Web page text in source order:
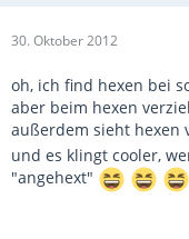
30. Oktober 2012
oh, ich find hexen bei
aber beim hexen
außerdem sieht hexen
und es klingt cooler,
"angehext"